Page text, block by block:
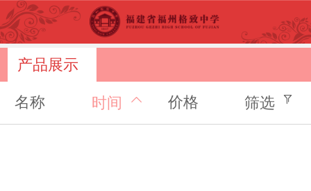
产品展示
名称 时间 价格 筛选